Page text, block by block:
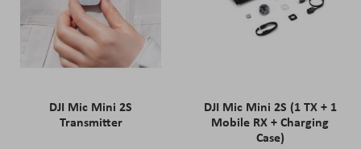
DJI Mic Mini 2S
Transmitter
DJI Mic Mini 2S (1 TX + 1
Mobile RX + Charging
Case)